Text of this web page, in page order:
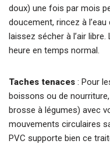
doux) une fois par mois
doucement, rincez à
laissez sécher à l’air
heure en temps normal.
Taches tenaces : Pour
boissons ou de
brosse à légumes) avec
mouvements circulaires
PVC supporte bien ce